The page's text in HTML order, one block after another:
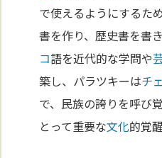
で使えるようにするた
書を作り、歴史書を書
コ語を近代的な学問や
築し、パラツキーはチ
で、民族の誇りを呼び
とって重要な文化的覚